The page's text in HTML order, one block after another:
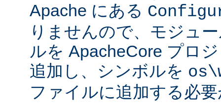
Apache にある
りませんので、モジュ
ルを ApacheCore プロ
追加し、シンボルを
ファイルに追加する必